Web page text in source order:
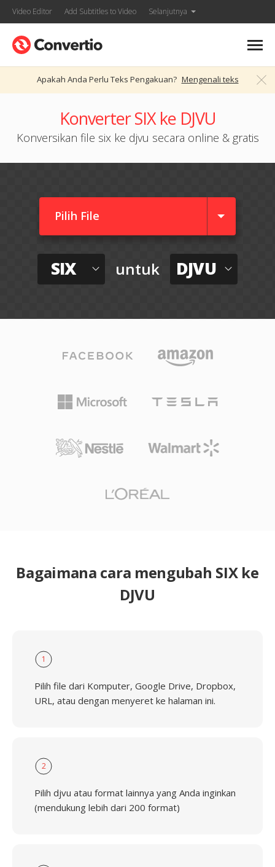
Video Editor Add Subtitles to Video Selanjutnya
Apakah Anda Perlu Teks Pengakuan? Mengenali teks
Konverter SIX ke DJVU
Konversikan file six ke djvu secara online & gratis
Pilih File
SIX untuk DJVU
Bagaimana cara mengubah SIX ke
DJVU
1
Pilih file dari Komputer, Google Drive, Dropbox,
URL, atau dengan menyeret ke halaman ini.
2
Pilih djvu atau format lainnya yang Anda inginkan
(mendukung lebih dari 200 format)